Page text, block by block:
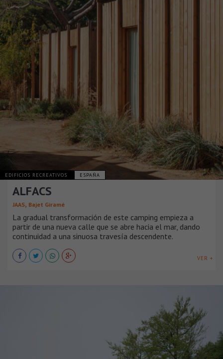
EDIFICIOS RECREATIVOS ESPAÑA
ALFACS
JAAS, Bajet Giramé
La gradual transformación de este camping empieza a
partir de una nueva calle que se abre hacia el mar, dando
continuidad a una sinuosa travesía descendente.
VER +